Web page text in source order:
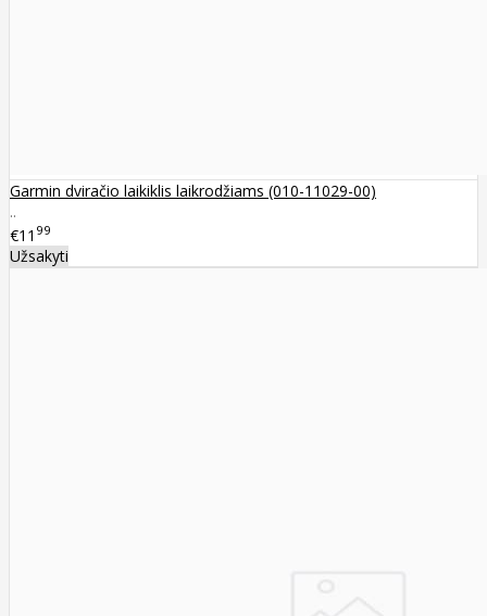
Garmin dviračio laikiklis laikrodžiams (010-11029-00)
..
€11 99
Užsakyti